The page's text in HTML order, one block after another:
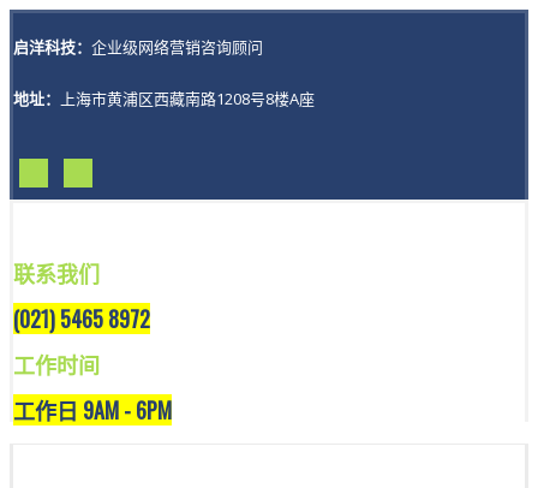
启洋科技： 企业级网络营销咨询顾问
地址： 上海市黄浦区西藏南路1208号8楼A座
联系我们
(021) 5465 8972
工作时间
工作日 9AM - 6PM